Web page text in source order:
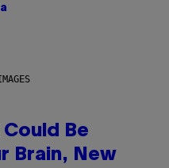
Be
Brain, New